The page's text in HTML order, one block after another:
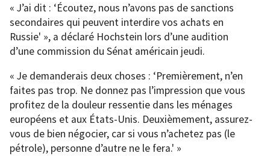
« J’ai dit : ‘Écoutez, nous n’avons pas de sanctions
secondaires qui peuvent interdire vos achats en
Russie' », a déclaré Hochstein lors d’une audition
d’une commission du Sénat américain jeudi.
« Je demanderais deux choses : ‘Premièrement, n’en
faites pas trop. Ne donnez pas l’impression que vous
profitez de la douleur ressentie dans les ménages
européens et aux États-Unis. Deuxièmement, assurez-
vous de bien négocier, car si vous n’achetez pas (le
pétrole), personne d’autre ne le fera.' »